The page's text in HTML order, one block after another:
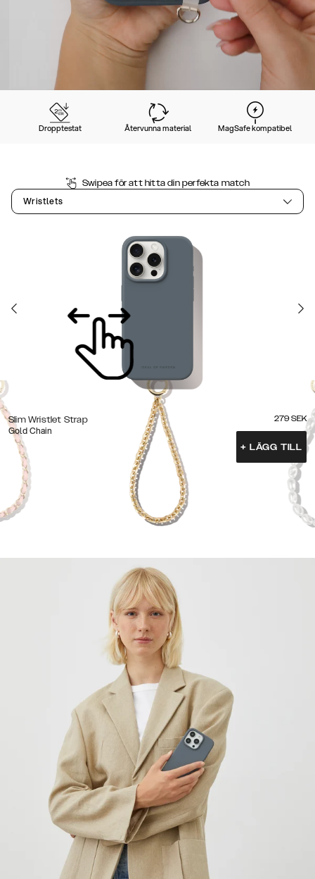
Dropptestat Återvunna material MagSafe kompatibel
Swipea för att hitta din perfekta match
Wristlets
Slim Wristlet Strap
Gold Chain
279 SEK
+ LÄGG TILL